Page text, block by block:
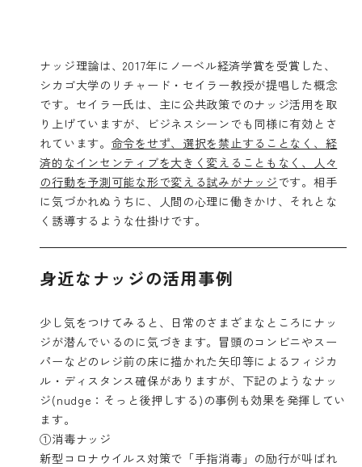
ナッジ理論は、2017年にノーベル経済学賞を受賞した、
シカゴ大学のリチャード・セイラー教授が提唱した概念
です。セイラー氏は、主に公共政策でのナッジ活用を取
り上げていますが、ビジネスシーンでも同様に有効とさ
れています。 命令をせず、選択を禁止することなく、経
済的なインセンティブを大きく変えることもなく、人々
の行動を予測可能な形で変える試みがナッジです。相手
に気づかれぬうちに、人間の心理に働きかけ、それとな
く誘導するような仕掛けです。
身近なナッジの活用事例
少し気をつけてみると、日常のさまざまなところにナッ
ジが潜んでいるのに気づきます。冒頭のコンビニやスー
パーなどのレジ前の床に描かれた矢印等によるフィジカ
ル・ディスタンス確保がありますが、下記のようなナッ
ジ(nudge：そっと後押しする)の事例も効果を発揮してい
ます。
①消毒ナッジ
新型コロナウイルス対策で「手指消毒」の励行が叫ばれ